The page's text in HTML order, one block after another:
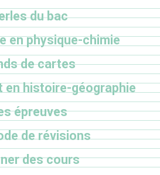
du bac
en physique-chimie
de cartes
en histoire-géographie
épreuves
de révisions
des cours